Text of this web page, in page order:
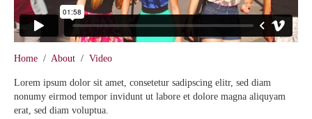
Home / About / Video
Lorem ipsum dolor sit amet, consetetur sadipscing elitr, sed diam
nonumy eirmod tempor invidunt ut labore et dolore magna aliquyam
erat, sed diam voluptua.